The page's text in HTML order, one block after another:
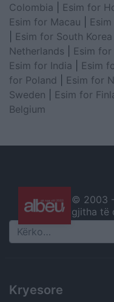
Colombia
Esim for
Esim for Macau
Esim for South Korea
Netherlands
Esim
Esim for India
Esim
for Poland
Esim for
Sweden
Esim for
Belgium
© 2003 -
gjitha të
Search
Kryesore